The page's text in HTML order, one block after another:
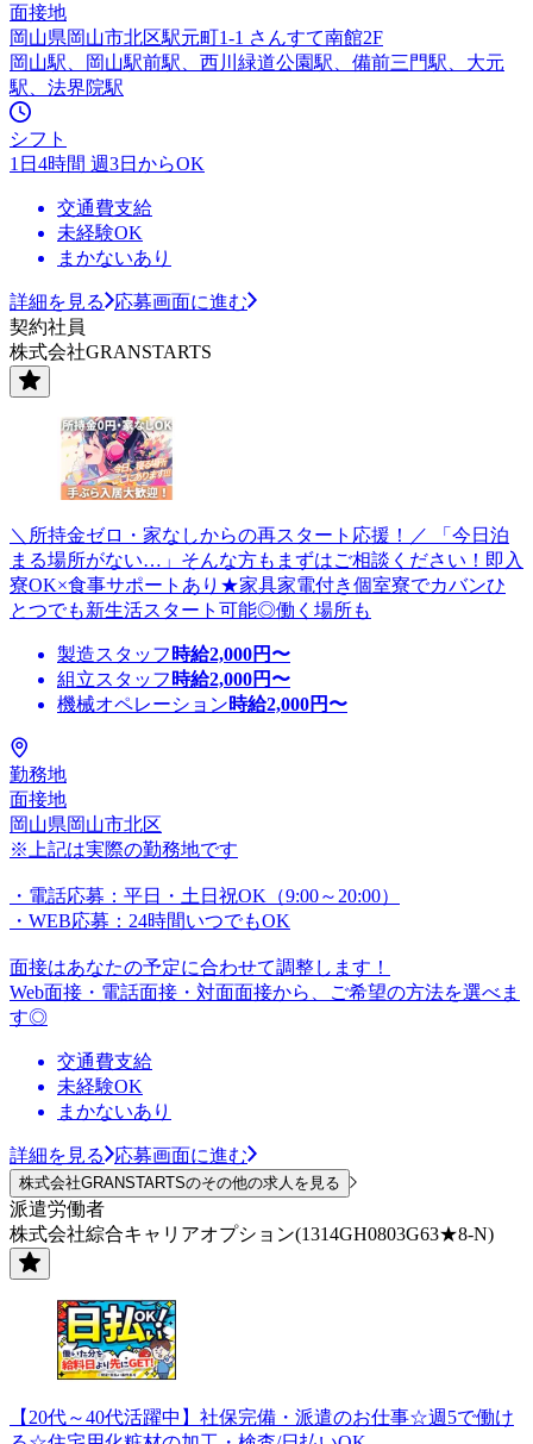
面接地
岡山県岡山市北区駅元町1-1 さんすて南館2F
岡山駅、岡山駅前駅、西川緑道公園駅、備前三門駅、大元
駅、法界院駅
シフト
1日4時間 週3日からOK
交通費支給
未経験OK
まかないあり
詳細を見る
応募画面に進む
契約社員
株式会社GRANSTARTS
＼所持金ゼロ・家なしからの再スタート応援！／ 「今日泊
まる場所がない…」そんな方もまずはご相談ください！即入
寮OK×食事サポートあり★家具家電付き個室寮でカバンひ
とつでも新生活スタート可能◎働く場所も
製造スタッフ 時給2,000円〜
組立スタッフ 時給2,000円〜
機械オペレーション時給2,000円〜
勤務地
面接地
岡山県岡山市北区
※上記は実際の勤務地です
・電話応募：平日・土日祝OK（9:00～20:00）
・WEB応募：24時間いつでもOK
面接はあなたの予定に合わせて調整します！
Web面接・電話面接・対面面接から、ご希望の方法を選べま
す◎
交通費支給
未経験OK
まかないあり
詳細を見る 応募画面に進む
株式会社GRANSTARTSのその他の求人を見る
派遣労働者
株式会社綜合キャリアオプション(1314GH0803G63★8-N)
【20代～40代活躍中】社保完備・派遣のお仕事☆週5で働け